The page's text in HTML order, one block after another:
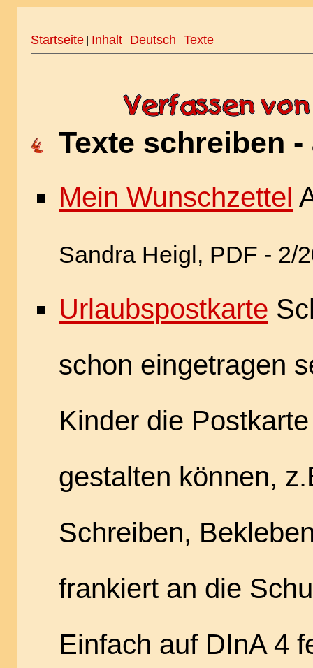
Startseite | Inhalt | Deutsch | Texte
Texte schreiben
Mein Wunschzettel
Sandra Heigl, PDF - 2/
Urlaubspostkarte
schon eingetragen
Kinder die
gestalten können,
Schreiben,
frankiert an die
Einfach auf DInA 4